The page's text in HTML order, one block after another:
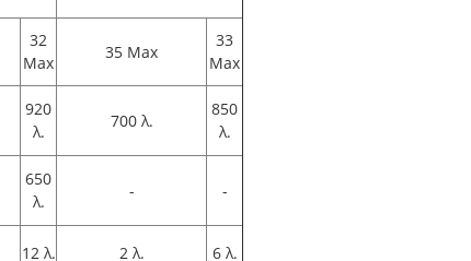
32
Max
35 Max
33
Max
920
λ.
700 λ.
850
λ.
650
λ.
- -
12 λ. 2 λ. 6 λ.